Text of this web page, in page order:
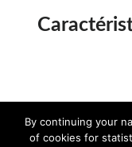
Téléchargez
le dossier 3D
By continuing your
of cookies for